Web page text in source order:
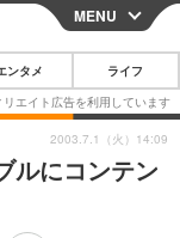
CLOSE
マートフォン
MENU
ンタメ ライフ
ルにコンテン
2003.7.1（火）14:09